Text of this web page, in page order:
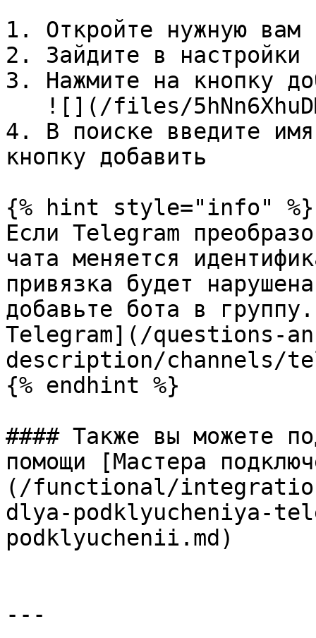
1. Откройте нужную вам
2. Зайдите в настройки
3. Нажмите на кнопку
4. В поиске введите
кнопку добавить
{% hint style="info" %}
Если Telegram
чата меняется
привязка будет
добавьте бота в
Telegram](/questions-
description/channels/
{% endhint %}
#### Также вы можете
помощи [Мастера
(/functional/
dlya-podklyucheniya-
podklyuchenii.md)
---